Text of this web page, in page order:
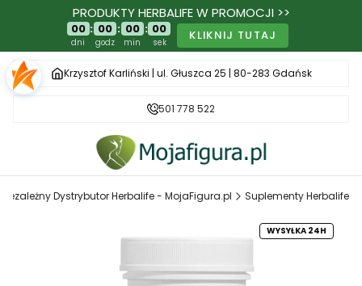
PRODUKTY HERBALIFE W PROMOCJI >>
00
dni
: 00
godz
: 00
min
: 00
sek KLIKNIJ TUTAJ
Krzysztof Karliński | ul. Głuszca 25 | 80-283 Gdańsk
501 778 522
Niezależny Dystrybutor Herbalife - MojaFigura.pl Suplementy Herbalife
WYSYŁKA 24H